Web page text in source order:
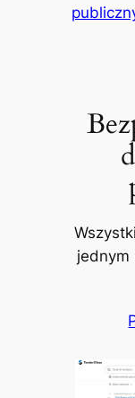
jednym